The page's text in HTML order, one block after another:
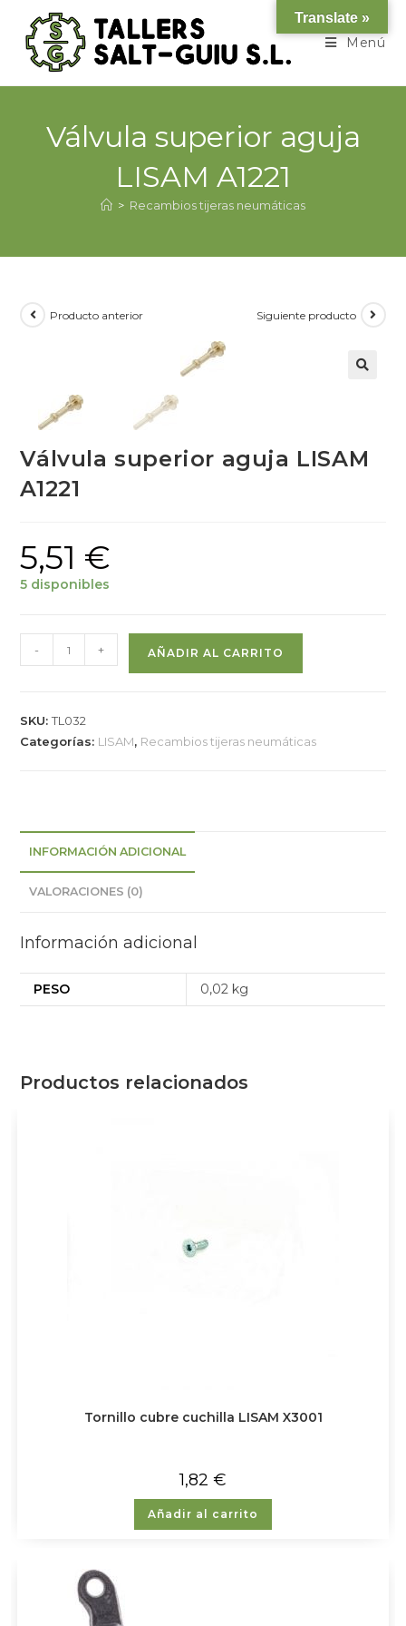
Menú
Válvula superior aguja
LISAM A1221
> Recambios tijeras neumáticas
Producto anterior Siguiente producto
Válvula superior aguja LISAM
A1221
5,51 €
5 disponibles
- + AÑADIR AL CARRITO
SKU:TL032
Categorías: LISAM, Recambios tijeras neumáticas
INFORMACIÓN ADICIONAL
VALORACIONES (0)
Información adicional
PESO 0,02 kg
Productos relacionados
Tornillo cubre cuchilla LISAM X3001
1,82 €
Añadir al carrito
Translate »